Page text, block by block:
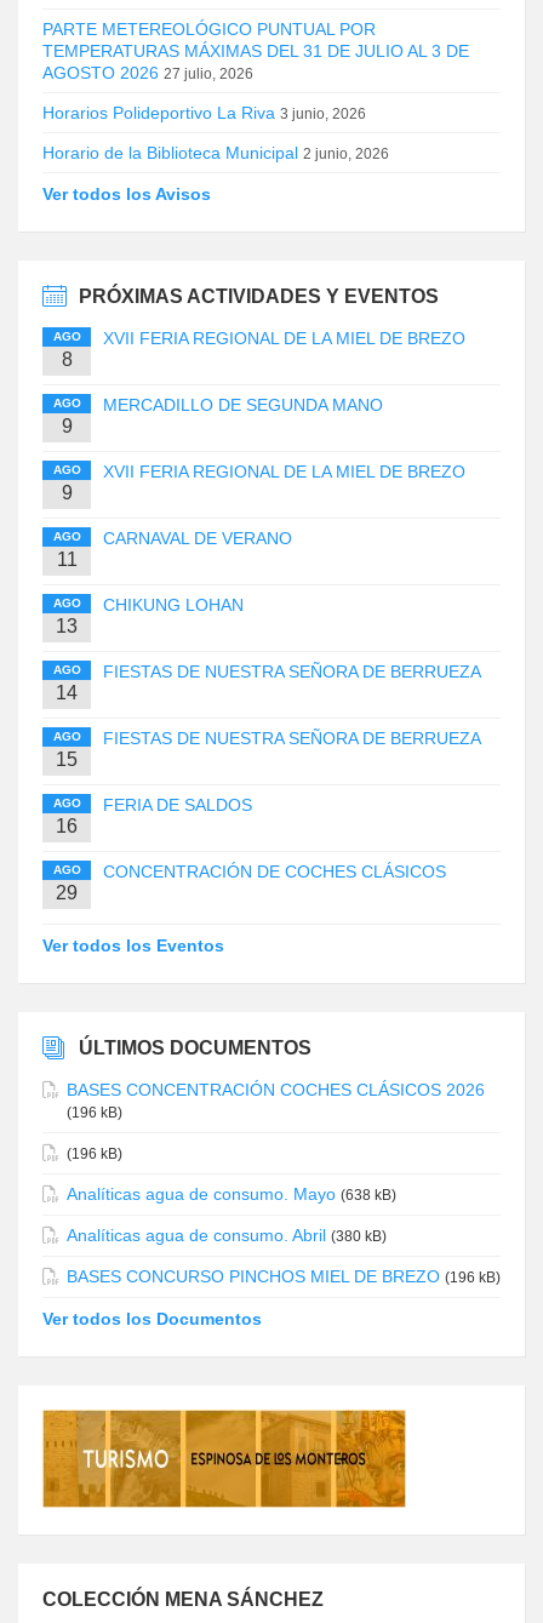
PARTE METEREOLÓGICO PUNTUAL POR
TEMPERATURAS MÁXIMAS DEL 31 DE JULIO AL 3 DE
AGOSTO 2026 27 julio, 2026
Horarios Polideportivo La Riva 3 junio, 2026
Horario de la Biblioteca Municipal 2 junio, 2026
Ver todos los Avisos
PRÓXIMAS ACTIVIDADES Y EVENTOS
AGO
8
XVII FERIA REGIONAL DE LA MIEL DE BREZO
AGO
9
MERCADILLO DE SEGUNDA MANO
AGO
9
XVII FERIA REGIONAL DE LA MIEL DE BREZO
AGO
11
CARNAVAL DE VERANO
AGO
13
CHIKUNG LOHAN
AGO
14
FIESTAS DE NUESTRA SEÑORA DE BERRUEZA
AGO
15
FIESTAS DE NUESTRA SEÑORA DE BERRUEZA
AGO
16
FERIA DE SALDOS
AGO
29
CONCENTRACIÓN DE COCHES CLÁSICOS
Ver todos los Eventos
ÚLTIMOS DOCUMENTOS
BASES CONCENTRACIÓN COCHES CLÁSICOS 2026
(196 kB)
(196 kB)
Analíticas agua de consumo. Mayo (638 kB)
Analíticas agua de consumo. Abril (380 kB)
BASES CONCURSO PINCHOS MIEL DE BREZO (196 kB)
Ver todos los Documentos
COLECCIÓN MENA SÁNCHEZ